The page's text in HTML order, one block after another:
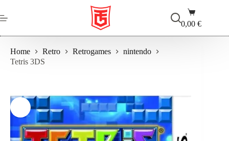
al
contenuto
Carrello
0,00€
Home Retro Retrogames
nintendo
Tetris 3DS